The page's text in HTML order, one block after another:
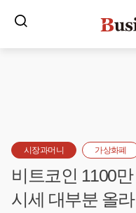
시장과머니 가상화폐
비트코인 1100
시세 대부분 올라